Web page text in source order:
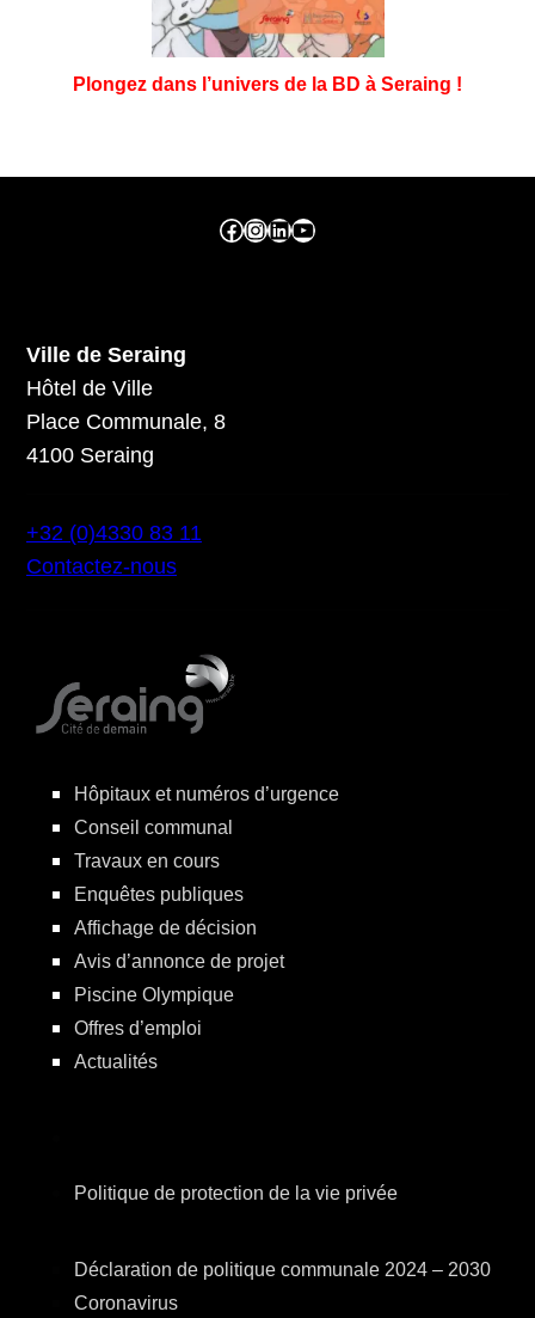
Plongez dans l’univers de la BD à Seraing !
Facebook ville de seraing Instragram ville de seraing linkedin – ville de seraing YouTube
Ville de Seraing
Hôtel de Ville
Place Communale, 8
4100 Seraing
+32 (0)4330 83 11
Contactez-nous
Hôpitaux et numéros d’urgence
Conseil communal
Travaux en cours
Enquêtes publiques
Affichage de décision
Avis d’annonce de projet
Piscine Olympique
Offres d’emploi
Actualités
Politique de protection de la vie privée
Déclaration de politique communale 2024 – 2030
Coronavirus